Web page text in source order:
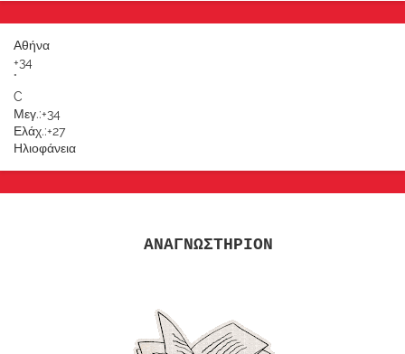
Αθήνα
+34
°
C
Μεγ.:+34
Ελάχ.:+27
Ηλιοφάνεια
ΑΝΑΓΝΩΣΤΗΡΙΟΝ